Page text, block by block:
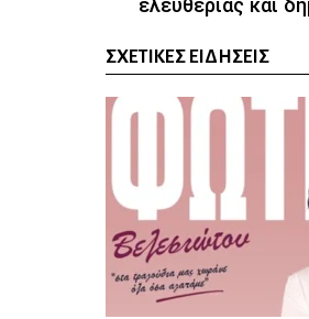
ελευθερίας και
ΣΧΕΤΙΚΈΣ ΕΙΔΉΣΕΙΣ